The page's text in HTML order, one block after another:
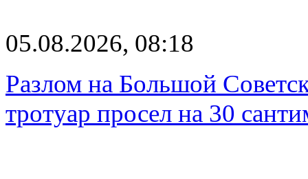
05.08.2026, 08:18
Разлом на Большой
тротуар просел на 30